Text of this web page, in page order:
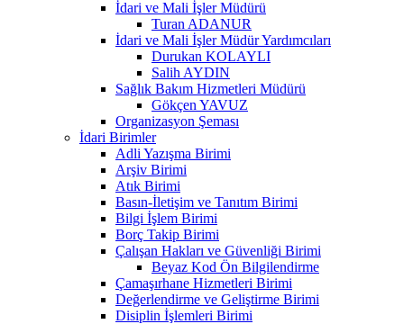
İdari ve Mali İşler Müdürü
Turan ADANUR
İdari ve Mali İşler Müdür Yardımcıları
Durukan KOLAYLI
Salih AYDIN
Sağlık Bakım Hizmetleri Müdürü
Gökçen YAVUZ
Organizasyon Şeması
İdari Birimler
Adli Yazışma Birimi
Arşiv Birimi
Atık Birimi
Basın-İletişim ve Tanıtım Birimi
Bilgi İşlem Birimi
Borç Takip Birimi
Çalışan Hakları ve Güvenliği Birimi
Beyaz Kod Ön Bilgilendirme
Çamaşırhane Hizmetleri Birimi
Değerlendirme ve Geliştirme Birimi
Disiplin İşlemleri Birimi